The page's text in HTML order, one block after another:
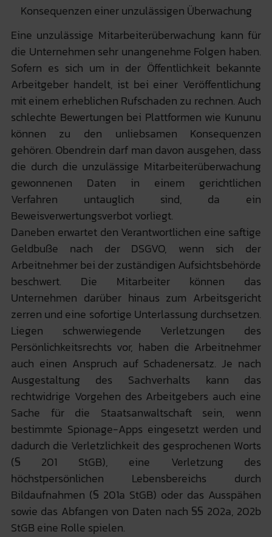
Konsequenzen einer unzulässigen Überwachung
Eine unzulässige Mitarbeiterüberwachung kann für
die Unternehmen sehr unangenehme Folgen haben.
Sofern es sich um in der Öffentlichkeit bekannte
Arbeitgeber handelt, ist bei einer Veröffentlichung
mit einem erheblichen Rufschaden zu rechnen. Auch
schlechte Bewertungen bei Plattformen wie Kununu
können zu den unliebsamen Konsequenzen
gehören. Obendrein darf man davon ausgehen, dass
die durch die unzulässige Mitarbeiterüberwachung
gewonnenen Daten in einem gerichtlichen
Verfahren untauglich sind, da ein
Beweisverwertungsverbot vorliegt.
Daneben erwartet den Verantwortlichen eine saftige
Geldbuße nach der DSGVO, wenn sich der
Arbeitnehmer bei der zuständigen Aufsichtsbehörde
beschwert. Die Mitarbeiter können das
Unternehmen darüber hinaus zum Arbeitsgericht
zerren und eine sofortige Unterlassung durchsetzen.
Liegen schwerwiegende Verletzungen des
Persönlichkeitsrechts vor, haben die Arbeitnehmer
auch einen Anspruch auf Schadenersatz. Je nach
Ausgestaltung des Sachverhalts kann das
rechtwidrige Vorgehen des Arbeitgebers auch eine
Sache für die Staatsanwaltschaft sein, wenn
bestimmte Spionage-Apps eingesetzt werden und
dadurch die Verletzlichkeit des gesprochenen Worts
(§ 201 StGB), eine Verletzung des
höchstpersönlichen Lebensbereichs durch
Bildaufnahmen (§ 201a StGB) oder das Ausspähen
sowie das Abfangen von Daten nach §§ 202a, 202b
StGB eine Rolle spielen.